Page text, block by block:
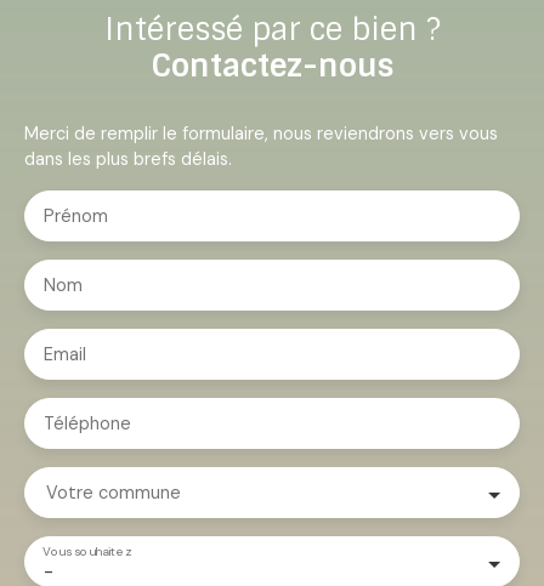
Intéressé par ce bien ?
Contactez-nous
Merci de remplir le formulaire, nous reviendrons vers vous
dans les plus brefs délais.
Prénom
Nom
Email
Téléphone
Votre commune
-
Vous souhaitez